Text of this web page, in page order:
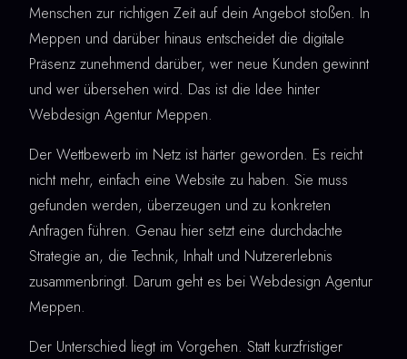
Menschen zur richtigen Zeit auf dein Angebot stoßen. In
Meppen und darüber hinaus entscheidet die digitale
Präsenz zunehmend darüber, wer neue Kunden gewinnt
und wer übersehen wird. Das ist die Idee hinter
Webdesign Agentur Meppen.
Der Wettbewerb im Netz ist härter geworden. Es reicht
nicht mehr, einfach eine Website zu haben. Sie muss
gefunden werden, überzeugen und zu konkreten
Anfragen führen. Genau hier setzt eine durchdachte
Strategie an, die Technik, Inhalt und Nutzererlebnis
zusammenbringt. Darum geht es bei Webdesign Agentur
Meppen.
Der Unterschied liegt im Vorgehen. Statt kurzfristiger